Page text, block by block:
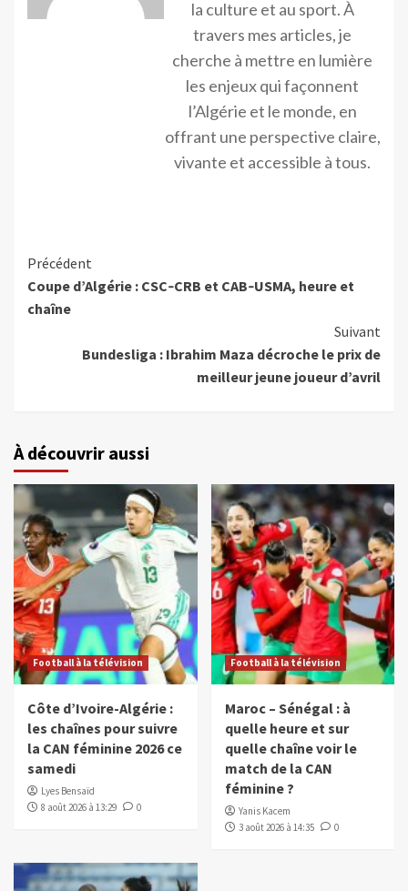
la culture et au sport. À
travers mes articles, je
cherche à mettre en lumière
les enjeux qui façonnent
l’Algérie et le monde, en
offrant une perspective claire,
vivante et accessible à tous.
Précédent
Coupe d’Algérie : CSC‑CRB et CAB‑USMA, heure et
chaîne
Suivant
Bundesliga : Ibrahim Maza décroche le prix de
meilleur jeune joueur d’avril
À découvrir aussi
Football à la télévision
Côte d’Ivoire-Algérie :
les chaînes pour suivre
la CAN féminine 2026 ce
samedi
Lyes Bensaïd
8 août 2026 à 13:29
0
Football à la télévision
Maroc – Sénégal : à
quelle heure et sur
quelle chaîne voir le
match de la CAN
féminine ?
Yanis Kacem
3 août 2026 à 14:35
0